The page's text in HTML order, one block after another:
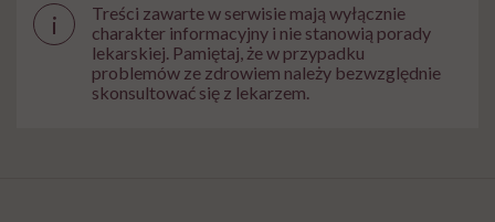
i
Treści zawarte w serwisie mają wyłącznie
charakter informacyjny i nie stanowią porady
lekarskiej. Pamiętaj, że w przypadku
problemów ze zdrowiem należy bezwzględnie
skonsultować się z lekarzem.